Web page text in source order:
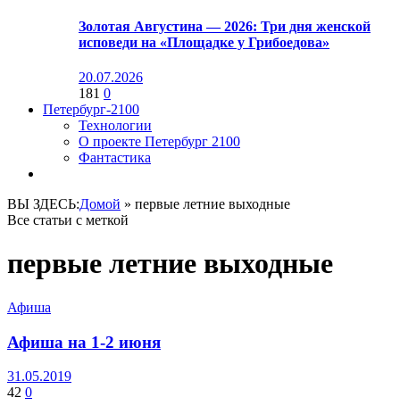
Золотая Августина — 2026: Три дня женской
исповеди на «Площадке у Грибоедова»
20.07.2026
181 0
Петербург-2100
Технологии
О проекте Петербург 2100
Фантастика
ВЫ ЗДЕСЬ:Домой » первые летние выходные
Все статьи с меткой
первые летние выходные
Афиша
Афиша на 1-2 июня
31.05.2019
42 0